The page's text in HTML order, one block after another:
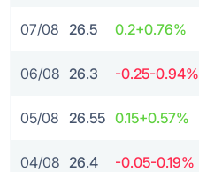
07/08 26.5 0.2+0.76%
06/08 26.3 -0.25-0.94%
05/08 26.55 0.15+0.57%
04/08 26.4 -0.05-0.19%